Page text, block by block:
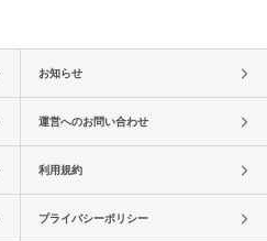
お知らせ
運営へのお問い合わせ
利用規約
プライバシーポリシー